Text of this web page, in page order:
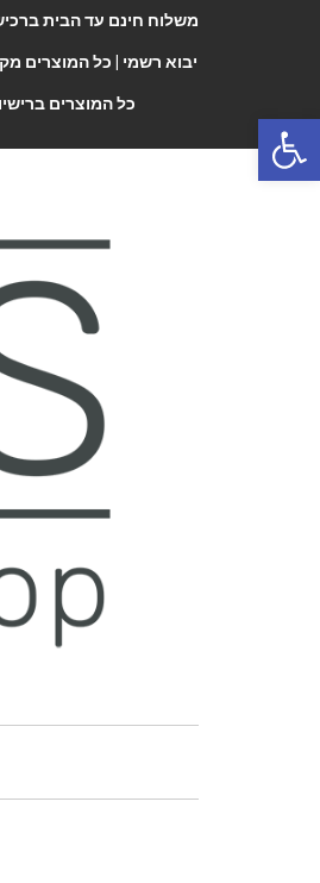
משלוח חינם עד הבית ברכישה
יבוא רשמי | כל המוצרים
כל המוצרים